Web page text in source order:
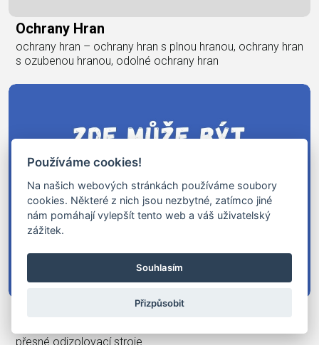
Ochrany Hran
ochrany hran – ochrany hran s plnou hranou, ochrany hran
s ozubenou hranou, odolné ochrany hran
Odizolovací Stroje
přesné odizolovací stroje
Používáme cookies!
Na našich webových stránkách používáme soubory
cookies. Některé z nich jsou nezbytné, zatímco jiné
nám pomáhají vylepšít tento web a váš uživatelský
zážitek.
Souhlasím
Přizpůsobit